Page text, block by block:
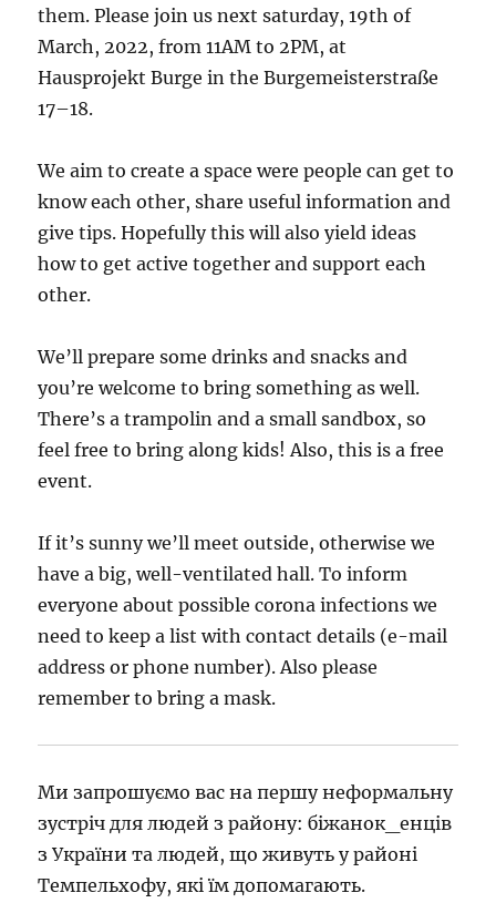
them. Please join us next saturday, 19th of
March, 2022, from 11AM to 2PM, at
Hausprojekt Burge in the Burgemeisterstraße
17–18.
We aim to create a space were people can get to
know each other, share useful information and
give tips. Hopefully this will also yield ideas
how to get active together and support each
other.
We’ll prepare some drinks and snacks and
you’re welcome to bring something as well.
There’s a trampolin and a small sandbox, so
feel free to bring along kids! Also, this is a free
event.
If it’s sunny we’ll meet outside, otherwise we
have a big, well-ventilated hall. To inform
everyone about possible corona infections we
need to keep a list with contact details (e-mail
address or phone number). Also please
remember to bring a mask.
Ми запрошуємо вас на першу неформальну
зустріч для людей з району: біжанок_енців
з України та людей, що живуть у районі
Темпельхофу, які їм допомагають.